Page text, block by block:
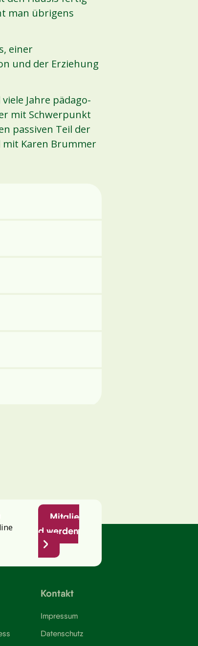
man übrigens
einer
und der Erziehung
Jahre pädago-
mit Schwerpunkt
passiven Teil der
mit Karen Brummer
Mitglie
d werden
Kontakt
Impressum
Datenschutz